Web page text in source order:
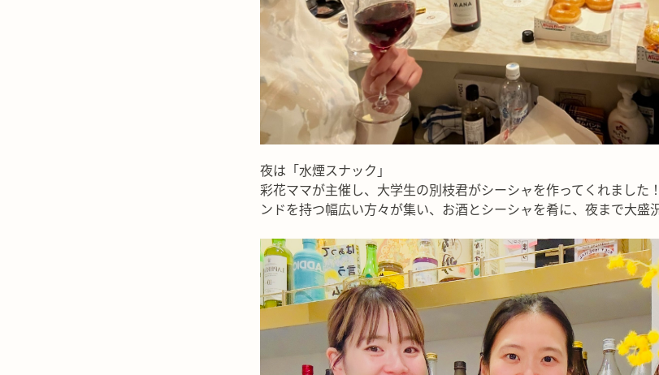
夜は「水煙スナック」
彩花ママが主催し、大学生の別枝君がシーシャを作ってくれました
ンドを持つ幅広い方々が集い、お酒とシーシャを肴に、夜まで大盛